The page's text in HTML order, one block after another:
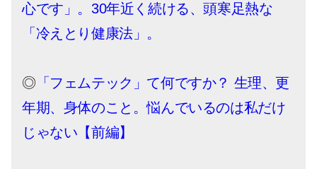
心です」。30年近く続ける、頭寒足熱な
「冷えとり健康法」。
◎ 「フェムテック」て何ですか？ 生理、更
年期、身体のこと。悩んでいるのは私だけ
じゃない【前編】